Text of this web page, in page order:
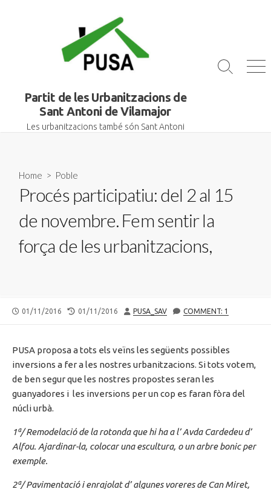
Partit de les Urbanitzacions de
Sant Antoni de Vilamajor
Les urbanitzacions també són Sant Antoni
Search
Home > Poble
Procés participatiu: del 2 al 15
de novembre. Fem sentir la
força de les urbanitzacions,
PUBLISHED
01/11/2016
LAST
01/11/2016 AUTHOR
PUSA_SAV COMMENT: 1
PUSA proposa a tots els veïns les següents possibles
inversions a fer a les nostres urbanitzacions. Si tots votem,
de ben segur que les nostres propostes seran les
guanyadores i les inversions per un cop es faran fòradel
núcliurbà.
1ª/ Remodelació de la rotonda que hi ha a l’AvdaCardedeu d’
Alfou. Ajardinar-la, colocaruna escultura, o un arbre bonic per
exemple.
2ª/ Pavimentació i enrajolatd’ algunesvoreres de Can Miret,